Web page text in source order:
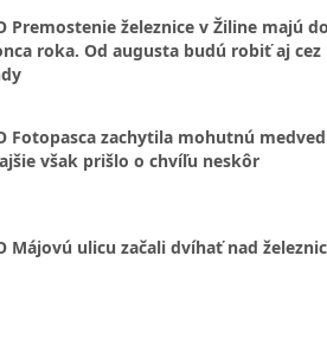
Premostenie železnice v Žiline majú
roka. Od augusta budú robiť aj cez
Fotopasca zachytila mohutnú
však prišlo o chvíľu neskôr
Májovú ulicu začali dvíhať nad